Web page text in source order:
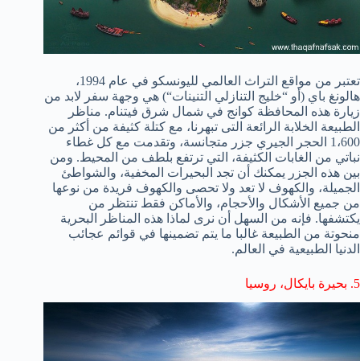
تعتبر من مواقع التراث العالمي لليونسكو في عام 1994
،
هالونغ باي ( أو “خليج التنازلي التنينات“) هي وجهة سفر لابد من
زيارة هذه المحافظة كوانج في شمال شرق فيتنام. مناظر
الطبيعة الخلابة الرائعة التى تبهرنا، مع كتلة كثيفة من أكثر من
1،600 الحجر الجيري جزر متجانسة، وتقدمت مع كل غطاء
نباتي من الغابات الكثيفة، التي ترتفع بلطف من المحيط. ومن
بين هذه الجزر يمكنك أن تجد البحيرات المخفية، والشواطئ
الجميلة، و الكهوف لا تعد ولا تحصى و الكهوف فريدة من نوعها
من جميع الأشكال و الأحجام، والأماكن فقط تنتظر من
يكتشفها. فإنه من السهل أن نرى لماذا هذه المناظر البحرية
منحوتة من الطبيعة غالبا ما يتم تضمينها في قوائم عجائب
الدنيا الطبيعية في العالم.
5
. بحيرة بايكال، روسيا